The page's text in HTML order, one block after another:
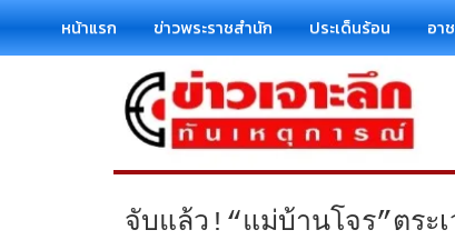
หน้าแรก ข่าวพระราชสำนัก ประเด็นร้อน อา
จับแล้ว!“แม่บ้านโจร”ตระ